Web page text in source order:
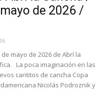
de 2026 /
mayo de 2026 de Abrí la
La poca imaginación en las
cantitos de cancha Copa
Nicolás Podroznik y